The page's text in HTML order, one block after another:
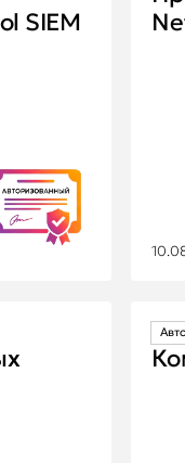
SIEM